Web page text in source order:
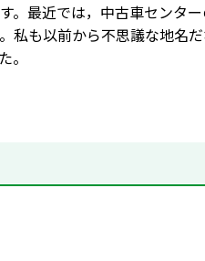
。最近では，中古車センタ
私も以前から不思議な地名
。